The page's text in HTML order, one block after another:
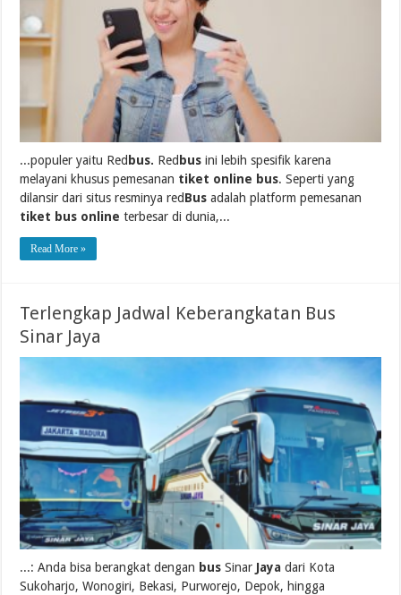
...populer yaitu Red bus. Red bus ini lebih spesifik karena
melayani khusus pemesanan tiket online bus. Seperti yang
dilansir dari situs resminya redBus adalah platform pemesanan
tiket bus online terbesar di dunia,...
Read More »
Terlengkap Jadwal Keberangkatan Bus
Sinar Jaya
...: Anda bisa berangkat dengan bus Sinar Jaya dari Kota
Sukoharjo, Wonogiri, Bekasi, Purworejo, Depok, hingga